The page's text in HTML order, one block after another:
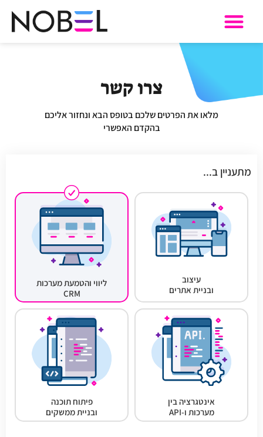
צרו קשר
מלאו את הפרטים שלכם בטופס הבא ונחזור אליכם
בהקדם האפשרי
מתעניין ב...
עיצוב
ובניית אתרים
ליווי והטמעת מערכות
CRM
אינטגרציה בין
מערכות ו-API
פיתוח תוכנה
ובניית ממשקים